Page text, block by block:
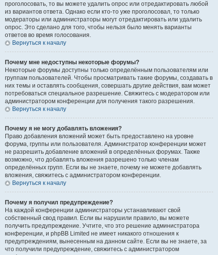
проголосовать, то вы можете удалить опрос или отредактировать любой
из вариантов ответа. Однако если кто-то уже проголосовал, то только
модераторы или администраторы могут отредактировать или удалить
опрос. Это сделано для того, чтобы нельзя было менять варианты
ответов во время голосования.
Вернуться к началу
Почему мне недоступны некоторые форумы?
Некоторые форумы доступны только определённым пользователям или
группам пользователей. Чтобы просматривать такие форумы, создавать в
них темы и оставлять сообщения, совершать другие действия, вам может
потребоваться специальное разрешение. Свяжитесь с модератором или
администратором конференции для получения такого разрешения.
Вернуться к началу
Почему я не могу добавлять вложения?
Право добавления вложений может быть предоставлено на уровне
форума, группы или пользователя. Администратор конференции может
не разрешить добавление вложений в определённых форумах. Также
возможно, что добавлять вложения разрешено только членам
определённых групп. Если вы не знаете, почему не можете добавлять
вложения, свяжитесь с администратором конференции.
Вернуться к началу
Почему я получил предупреждение?
На каждой конференции администраторы устанавливают свой
собственный свод правил. Если вы нарушили правило, вы можете
получить предупреждение. Учтите, что это решение администратора
конференции, и phpBB Limited не имеет никакого отношения к
предупреждениям, вынесенным на данном сайте. Если вы не знаете, за
что получили предупреждение, свяжитесь с администратором